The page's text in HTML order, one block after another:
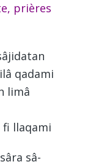
prières
qadami
limâ
fi llaqami
sâ-